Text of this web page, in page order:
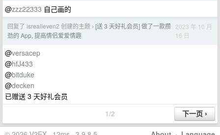
@zzz22333 自己画的
回复了 isrealleven2 创建的主题 › [送 3 天好礼会员] 做了一款攒
劲的 App, 提高情侣爱爱情趣
2023 年 10 月
16 日
@versacep
@hfJ433
@bitduke
@decken
已赠送 3 天好礼会员
1/2